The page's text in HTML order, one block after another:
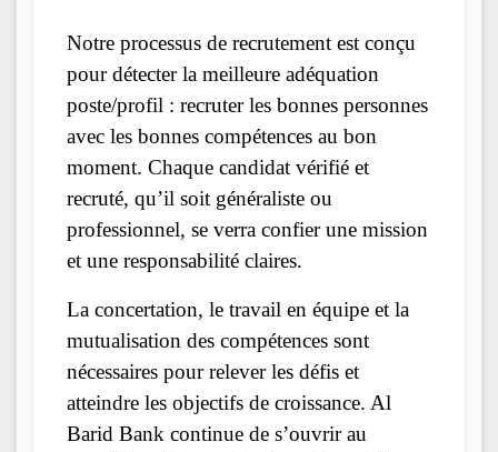
Notre processus de recrutement est conçu
pour détecter la meilleure adéquation
poste/profil : recruter les bonnes personnes
avec les bonnes compétences au bon
moment. Chaque candidat vérifié et
recruté, qu’il soit généraliste ou
professionnel, se verra confier une mission
et une responsabilité claires.
La concertation, le travail en équipe et la
mutualisation des compétences sont
nécessaires pour relever les défis et
atteindre les objectifs de croissance. Al
Barid Bank continue de s’ouvrir au